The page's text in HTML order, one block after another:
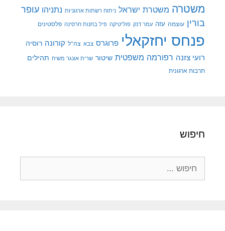
משטרה משטרת ישראל ניתוח רשתות ארגוניות נתניהו עופר
בורין עוצמה עזה עמר דנק פוליטיקה פיל בחנות חרסינה פלסטינים
פנחס יחזקאלי פרוגרס צבא צה"ל קורונה רוסיה
רועי צזנה רפורמה משפטית שיטור שרית אונגר משיח תהילים
תרבות ארגונית
חיפוש